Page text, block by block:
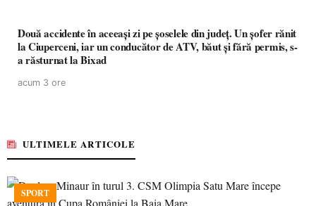
Două accidente în aceeași zi pe șoselele din județ. Un șofer rănit
la Ciuperceni, iar un conducător de ATV, băut și fără permis, s-
a răsturnat la Bixad
acum 3 ore
ULTIMELE ARTICOLE
SPORT